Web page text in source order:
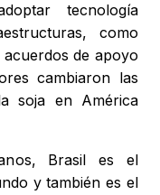
tecnología
como
de apoyo
cambiaron las
soja en América
Brasil es el
y también es el